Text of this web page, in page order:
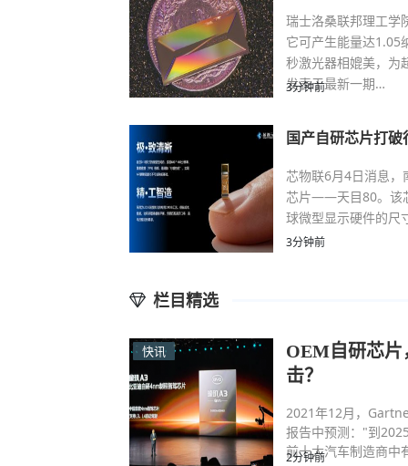
瑞士洛桑联邦理工学
它可产生能量达1.05
秒激光器相媲美，为
发表于最新一期…
3分钟前
国产自研芯片打
芯物联6月4日消息，
芯片——天目80。该
球微型显示硬件的尺
3分钟前
栏目精选
快讯
OEM自研芯片
击？
2021年12月，
报告中预测："到
前十大汽车制造商中
2分钟前